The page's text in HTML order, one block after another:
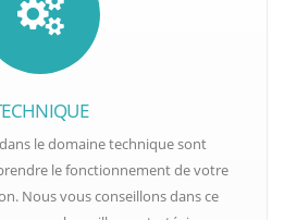
le domaine technique sont
le fonctionnement de votre
Nous vous conseillons dans ce